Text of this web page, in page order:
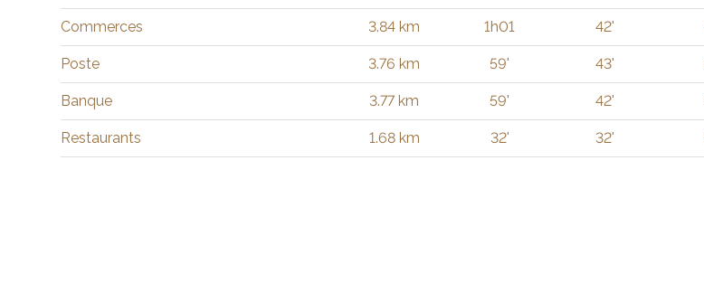
Commerces 3.84 km 1h01 42'
Poste 3.76 km 59' 43'
Banque 3.77 km 59' 42'
Restaurants 1.68 km 32' 32'